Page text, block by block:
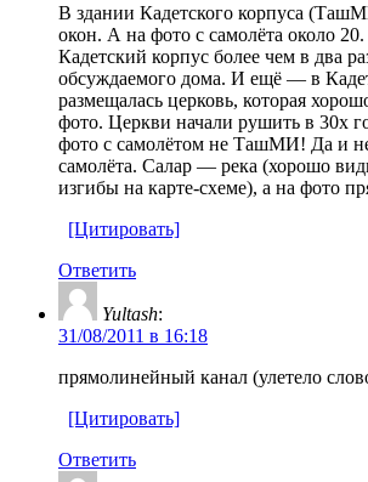
В здании Кадетского корпуса
окон. А на фото с самолёта около
Кадетский корпус более чем в два
обсуждаемого дома. И ещё — в
размещалась церковь, которая
фото. Церкви начали рушить в 30х
фото с самолётом не ТашМИ! Да и
самолёта. Салар — река (хорошо
изгибы на карте-схеме), а на фото
[Цитировать]
Ответить
Yultash:
31/08/2011 в 16:18
прямолинейный канал (улетело
[Цитировать]
Ответить